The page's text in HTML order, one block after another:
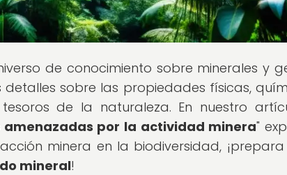
de conocimiento sobre minerales y
sobre las propiedades físicas,
de la naturaleza. En nuestro
amenazadas por la actividad minera"
minera en la biodiversidad,
mineral!